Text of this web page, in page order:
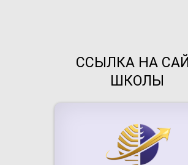
ССЫЛКА НА
ШКОЛЫ